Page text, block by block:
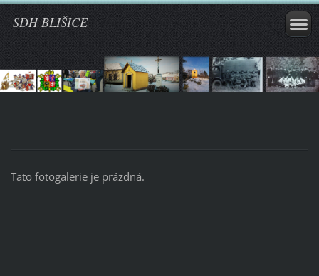
SDH BLIŠICE
Tato fotogalerie je prázdná.